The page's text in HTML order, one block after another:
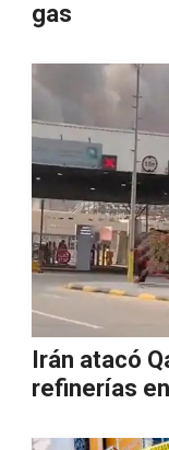
gas
Irán atacó
refinerías